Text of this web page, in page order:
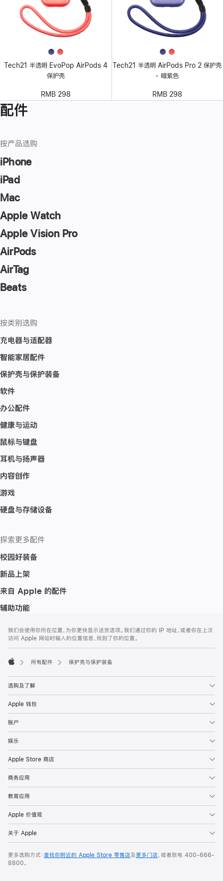
Tech21 半透明 EvoPop AirPods 4
保护壳
RMB 298
Tech21 半透明 AirPods Pro 2 保护壳
- 暗紫色
RMB 298
配件
按产品选购
iPhone
iPad
Mac
Apple Watch
Apple Vision Pro
AirPods
AirTag
Beats
按类别选购
充电器与适配器
智能家居配件
保护壳与保护装备
软件
办公配件
健康与运动
鼠标与键盘
耳机与扬声器
内容创作
游戏
硬盘与存储设备
探索更多配件
校园好装备
新品上架
来自 Apple 的配件
辅助功能
页
页
脚
注
我们会使用你所在位置，为你更快显示送货选项。我们通过你的 IP 地址，或者你在上次
访问 Apple 网站时输入的位置信息，找到了你的位置。
所有配件 保护壳与保护装备
选购及了解
Apple 钱包
账户
娱乐
Apple Store 商店
商务应用
教育应用
Apple 价值观
关于 Apple
更多选购方式：查找你附近的 Apple Store 零售店及更多门店，或者致电 400-666-
8800。